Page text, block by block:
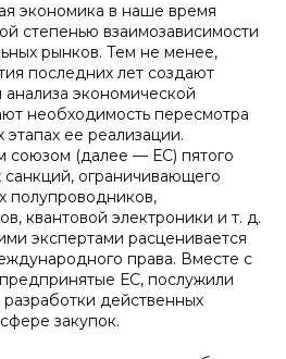
экономика в наше время
степенью взаимозависимости
рынков. Тем не менее,
последних лет создают
экономической
необходимость пересмотра
ее реализации.
союзом (далее — ЕС) пятого
санкций, ограничивающего
полупроводников,
квантовой электроники и т. д.
экспертами расценивается
права. Вместе с
ЕС, послужили
действенных
закупок.